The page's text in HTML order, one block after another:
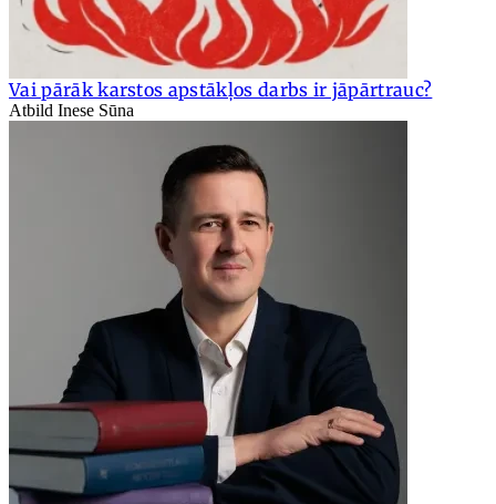
Vai pārāk karstos apstākļos darbs ir jāpārtrauc?
Atbild Inese Sūna